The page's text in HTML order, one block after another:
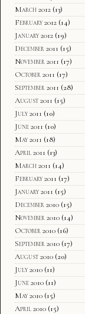
March 2012 (13)
February 2012 (14)
January 2012 (19)
December 2011 (15)
November 2011 (17)
October 2011 (17)
September 2011 (28)
August 2011 (15)
July 2011 (10)
June 2011 (10)
May 2011 (18)
April 2011 (13)
March 2011 (14)
February 2011 (17)
January 2011 (15)
December 2010 (15)
November 2010 (14)
October 2010 (16)
September 2010 (17)
August 2010 (20)
July 2010 (11)
June 2010 (11)
May 2010 (15)
April 2010 (15)